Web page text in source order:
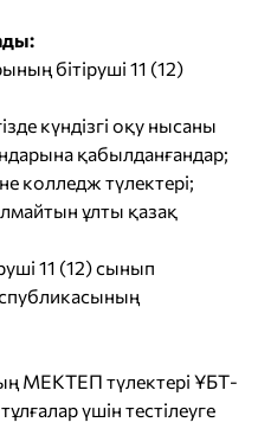
бітіруші 11 (12)
күндізгі оқу нысаны
қабылданғандар;
колледж түлектері;
ұлты қазақ
11 (12) сынып
МЕКТЕП түлектері ҰБТ-
үшін тестілеуге